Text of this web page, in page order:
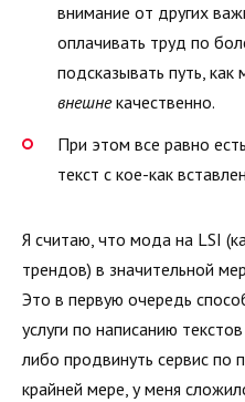
внимание от других
оплачивать труд по
подсказывать путь,
внешнекачественно.
При этом все равно
текст с кое-как
Я считаю, что мода на LSI
трендов) в значительной
Это в первую очередь
услуги по написанию
либо продвинуть сервис по
крайней мере, у меня